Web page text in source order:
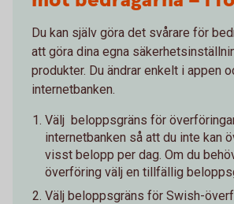
Du kan själv göra det svårare för
att göra dina egna
produkter. Du ändrar enkelt i appen
internetbanken.
Välj beloppsgräns för
internetbanken så att du inte kan
visst belopp per dag. Om du
överföring välj en tillfällig
Välj beloppsgräns för Swish-